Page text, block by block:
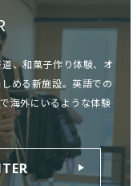
、和菓子作り体験、オ
める新施設。英語での
海外にいるような体験